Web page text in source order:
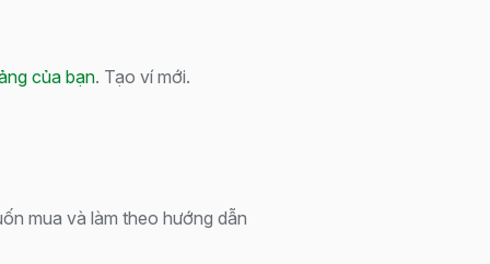
của bạn. Tạo ví mới.
mua và làm theo hướng dẫn